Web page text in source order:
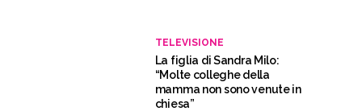
TELEVISIONE
La figlia di Sandra Milo:
“Molte colleghe della
mamma non sono venute in
chiesa”